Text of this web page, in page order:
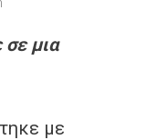
μια
με